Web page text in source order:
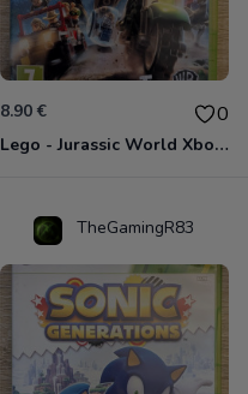
8.90 € 0
Lego - Jurassic World Xbox 360
TheGamingR83